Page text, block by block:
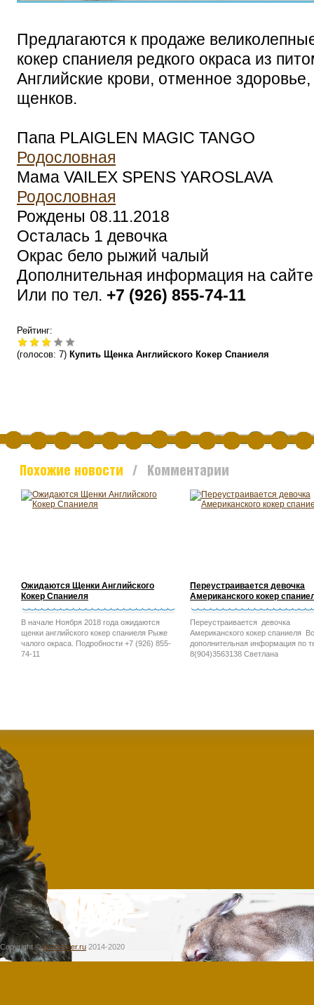
Предлагаются к продаже
кокер спаниеля редкого окраса из
Английские крови, отменное
щенков.
Папа PLAIGLEN MAGIC TANGO
Родословная
Мама VAILEX SPENS YAROSLAVA
Родословная
Рождены 08.11.2018
Осталась 1 девочка
Окрас бело рыжий чалый
Дополнительная информация на
Или по тел. +7 (926) 855-74-11
Рейтинг:
(голосов: 7) Купить Щенка Английского Кокер Спаниеля
Похожие новости / Комментарии
Ожидаются Щенки Английского
Кокер Спаниеля
В начале Ноября 2018 года ожидаются
щенки английского кокер спаниеля Рыже
чалого окраса. Подробности +7 (926) 855-
74-11
Переустраивается девочка
Американского кокер
Переустраивается девочка
Американского кокер спаниеля
дополнительная информация по
8(904)3563138 Светлана
Copyright ©en-cocker.ru 2014-2020